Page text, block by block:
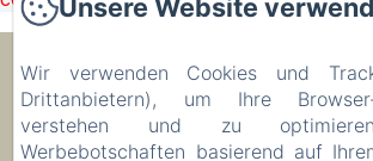
Ecolodge Le
00 261 32 40 513 90
Unsere Website
Wir verwenden Cookies und
Drittanbietern), um Ihre
verstehen und zu
Werbebotschaften basierend auf